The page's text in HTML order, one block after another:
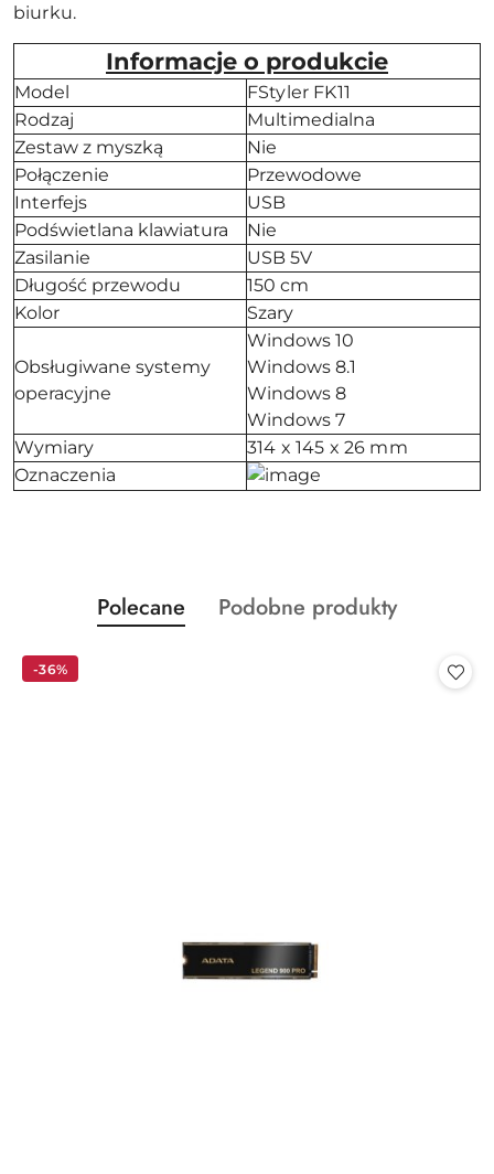
biurku.
Informacje o produkcie
Model
FStyler FK11
Rodzaj
Multimedialna
Zestaw z myszką
Nie
Połączenie
Przewodowe
Interfejs
USB
Podświetlana klawiatura
Nie
Zasilanie
USB 5V
Długość przewodu
150 cm
Kolor
Szary
Obsługiwane systemy
operacyjne
Windows 10
Windows 8.1
Windows 8
Windows 7
Wymiary
314 x 145 x 26 mm
Oznaczenia
Pomiń karuzelę produktów
Produkty
o
Polecane
Produkty
Podobne produkty
-36%